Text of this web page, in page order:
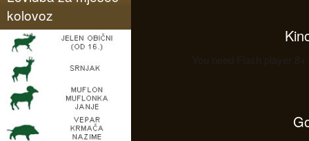
kolovoz
You need Flash player